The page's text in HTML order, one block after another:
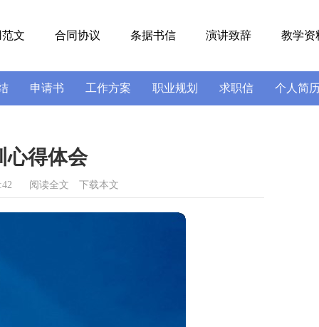
文 合同协议 条据书信 演讲致辞 教学资
申请书 工作方案 职业规划 求职信 个人简
心得体会
阅读全文 下载本文